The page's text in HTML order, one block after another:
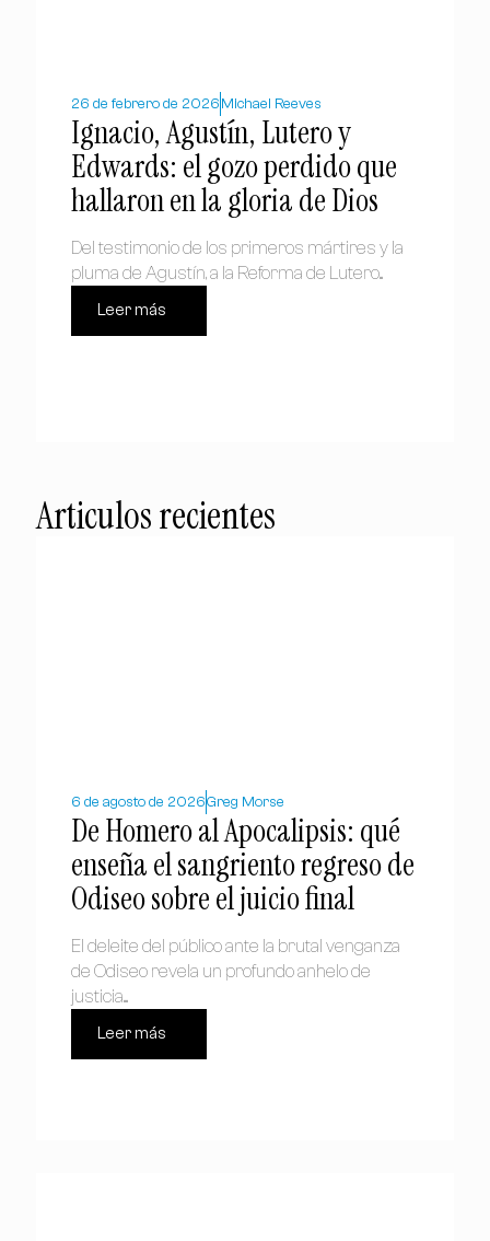
26 de febrero de 2026 Michael Reeves
Ignacio, Agustín, Lutero y
Edwards: el gozo perdido que
hallaron en la gloria de Dios
Del testimonio de los primeros mártires y la
pluma de Agustín, a la Reforma de Lutero...
Leer más
Articulos recientes
6 de agosto de 2026Greg Morse
De Homero al Apocalipsis: qué
enseña el sangriento regreso de
Odiseo sobre el juicio final
El deleite del público ante la brutal venganza
de Odiseo revela un profundo anhelo de
justicia....
Leer más